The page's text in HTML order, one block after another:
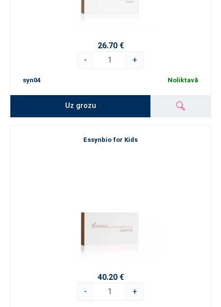
26.70 €
-
+
syn04 Noliktavā
Uz grozu
Essynbio for Kids
40.20 €
-
+